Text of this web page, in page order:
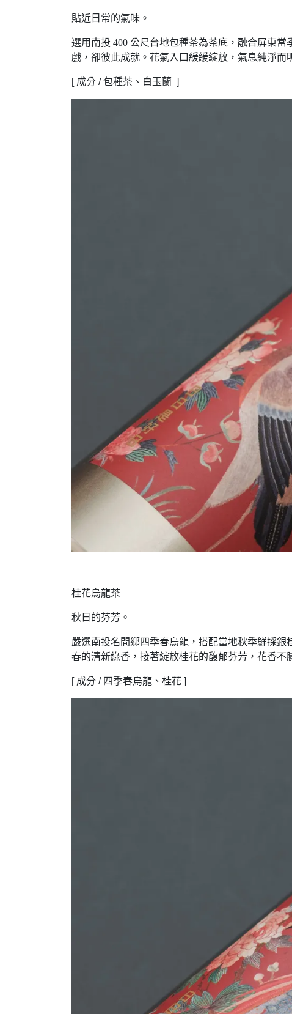
貼近日常的氣味。
選用南投 400 公尺台地包種茶為茶底，融合屏東
戲，卻彼此成就。花氣入口緩緩綻放，氣息純淨而
[ 成分 / 包種茶、白玉蘭 ]
桂花烏龍茶
秋日的芬芳。
嚴選南投名間鄉四季春烏龍，搭配當地秋季鮮採
春的清新綠香，接著綻放桂花的馥郁芬芳，花香
[ 成分 / 四季春烏龍、桂花 ]